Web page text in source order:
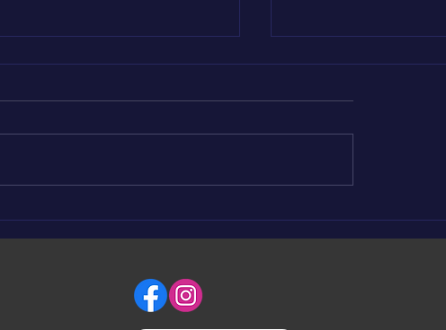
Nous soutenons KAYLIAH
💪❤️
Nous soutenons
🥰